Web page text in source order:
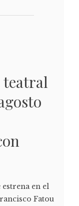
teatral
estrena en el
Fatou